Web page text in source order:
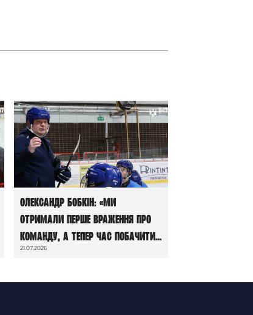
Олександр Бобкін: «Ми
отримали перше враження про
команду, а тепер час побачити
її в грі»
21.07.2026